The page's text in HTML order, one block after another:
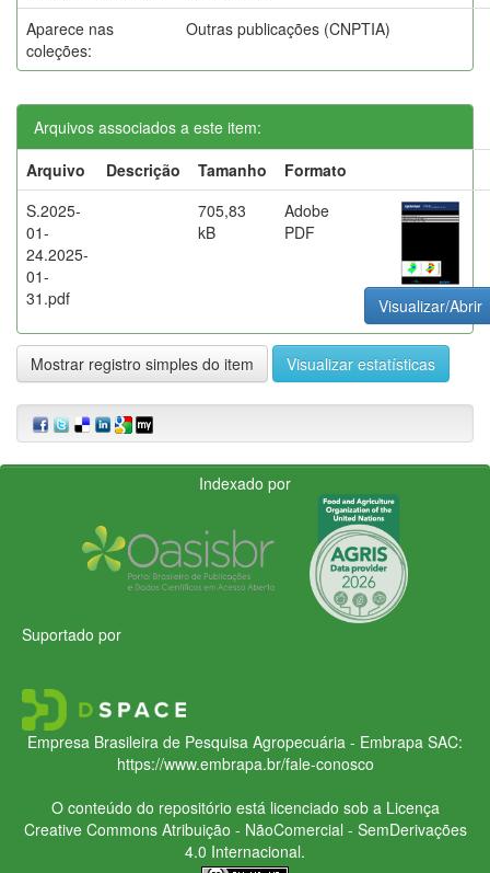
Aparece nas
coleções:
Outras publicações (CNPTIA)
Arquivos associados a este item:
Arquivo
Descrição Tamanho
Formato
S.2025-
01-
24.2025-
01-
31.pdf
705,83
kB
Adobe
PDF
Visualizar/Abrir
Mostrar registro simples do item Visualizar estatísticas
Indexado por
Suportado por
Empresa Brasileira de Pesquisa Agropecuária - Embrapa SAC:
https://www.embrapa.br/fale-conosco
O conteúdo do repositório está licenciado sob a Licença
Creative CommonsAtribuição - NãoComercial - SemDerivações
4.0 Internacional.